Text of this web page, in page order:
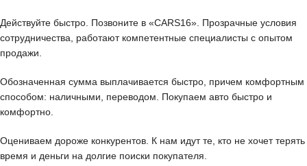
Действуйте быстро. Позвоните в «CARS16». Прозрачные условия
сотрудничества, работают компетентные специалисты с опытом
продажи.
Обозначенная сумма выплачивается быстро, причем комфортным
способом: наличными, переводом. Покупаем авто быстро и
комфортно.
Оцениваем дороже конкурентов. К нам идут те, кто не хочет терять
время и деньги на долгие поиски покупателя.